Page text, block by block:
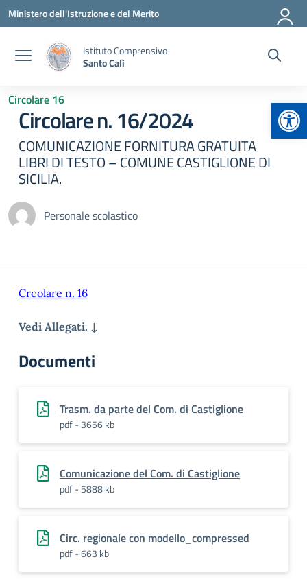
Vai ai contenuti
Vai al menu di navigazione
Vai al footer
Ministero dell'Istruzione e del Merito
Istituto Comprensivo
Santo Calì
Circolare 16
Circolare n. 16/2024
COMUNICAZIONE FORNITURA GRATUITA
LIBRI DI TESTO – COMUNE CASTIGLIONE DI
SICILIA.
Personale scolastico
Crcolare n. 16
Vedi Allegati. ↓
Documenti
Trasm. da parte del Com. di Castiglione
pdf - 3656 kb
Comunicazione del Com. di Castiglione
pdf - 5888 kb
Circ. regionale con modello_compressed
pdf - 663 kb